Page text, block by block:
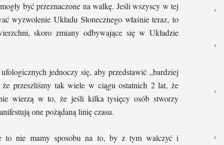
być przeznaczone na walkę. Jeśli wszyscy w tej
wyzwolenie Układu Słonecznego właśnie teraz, to
skoro zmiany odbywające się w Układzie
jednoczy się, aby przedstawić „bardziej
przeszliśmy tak wiele w ciągu ostatnich 2 lat, że
wierzą w to, że jeśli kilka tysięcy osób stworzy
one pożądaną linię czasu.
to nie mamy sposobu na to, by z tym walczyć i